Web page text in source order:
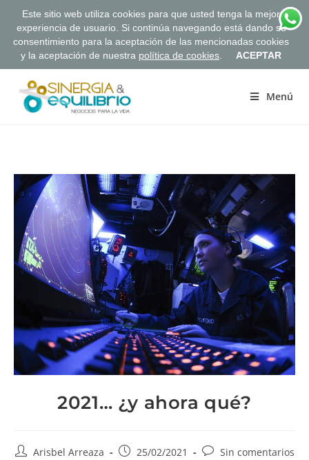
contenido
Menú
2021… ¿y ahora qué?
AutorArisbel Arreaza
Publicación
25/02/2021
Comentarios
Sin comentarios
Este sitio web utiliza cookies para que usted tenga la mejor
experiencia de usuario. Si continúa navegando está dando su
consentimiento para la aceptación de las mencionadas cookies
y la aceptación de nuestra política de cookies ACEPTAR